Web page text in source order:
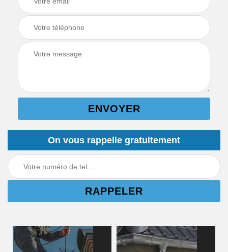
On vous rappelle gratuitement